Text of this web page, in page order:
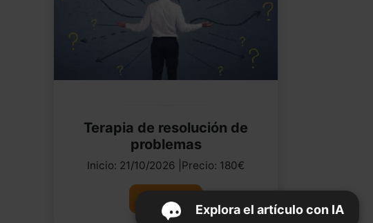
Terapia de resolución de
problemas
Inicio: 21/10/2026 |Precio: 180€
Ver curso
Explora el artículo con IA